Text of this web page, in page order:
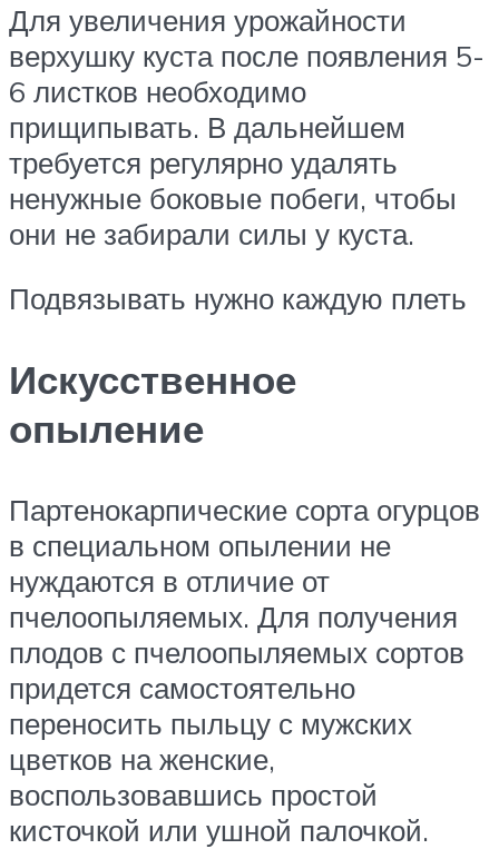
Для увеличения урожайности
верхушку куста после появления 5-
6 листков необходимо
прищипывать. В дальнейшем
требуется регулярно удалять
ненужные боковые побеги, чтобы
они не забирали силы у куста.
Подвязывать нужно каждую плеть
Искусственное
опыление
Партенокарпические сорта огурцов
в специальном опылении не
нуждаются в отличие от
пчелоопыляемых. Для получения
плодов с пчелоопыляемых сортов
придется самостоятельно
переносить пыльцу с мужских
цветков на женские,
воспользовавшись простой
кисточкой или ушной палочкой.